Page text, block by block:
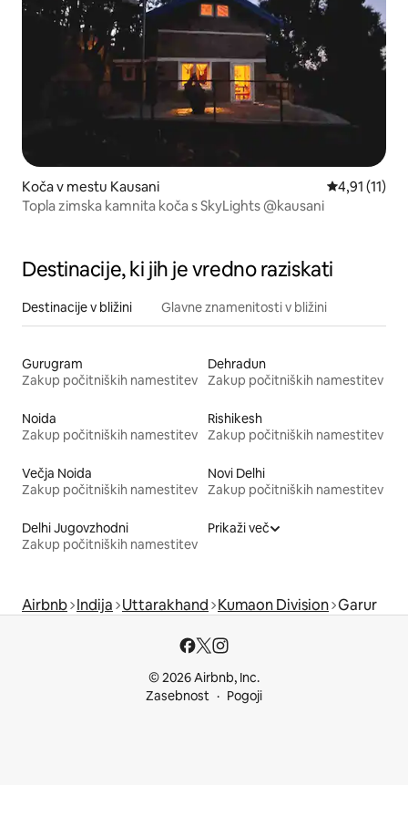
Koča v mestu Kausani Povprečna
4,91 (11)
Topla zimska kamnita koča s SkyLights @kausani
Destinacije, ki jih je vredno raziskati
Destinacije v bližini Glavne znamenitosti v bližini
Gurugram
Zakup počitniških namestitev
Dehradun
Zakup počitniških namestitev
Noida
Zakup počitniških namestitev
Rishikesh
Zakup počitniških namestitev
Večja Noida
Zakup počitniških namestitev
Novi Delhi
Zakup počitniških namestitev
Delhi Jugovzhodni
Zakup počitniških namestitev
Prikaži več
Airbnb Indija Uttarakhand Kumaon Division Garur
© 2026 Airbnb, Inc.
Zasebnost
Pogoji